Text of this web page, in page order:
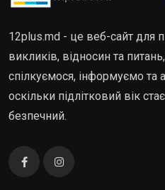
12plus.md - це веб-сайт для
викликів, відносин та
спілкуємося, інформуємо та
оскільки підлітковий вік
безпечний.